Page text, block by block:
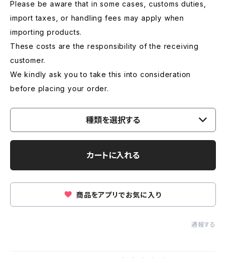
Please be aware that in some cases, customs duties,
import taxes, or handling fees may apply when
importing products.
These costs are the responsibility of the receiving
customer.
We kindly ask you to take this into consideration
before placing your order.
種類を選択する
カートに入れる
商品をアプリでお気に入り
通報する